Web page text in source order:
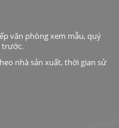
văn phòng xem mẫu, quý
trước.
nhà sản xuất, thời gian sử